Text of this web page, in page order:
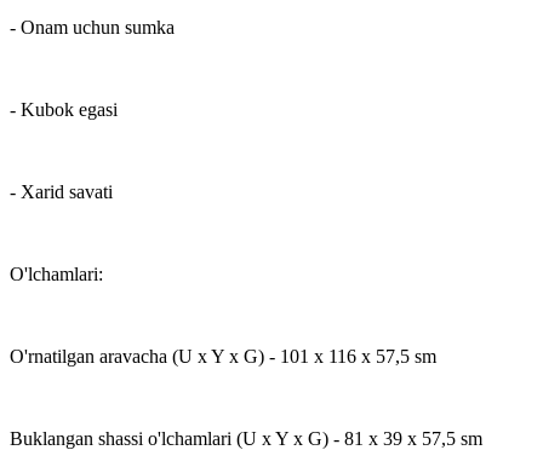
- Onam uchun sumka
- Kubok egasi
- Xarid savati
O'lchamlari:
O'rnatilgan aravacha (U x Y x G) - 101 x 116 x 57,5 ​​sm
Buklangan shassi o'lchamlari (U x Y x G) - 81 x 39 x 57,5 ​​sm